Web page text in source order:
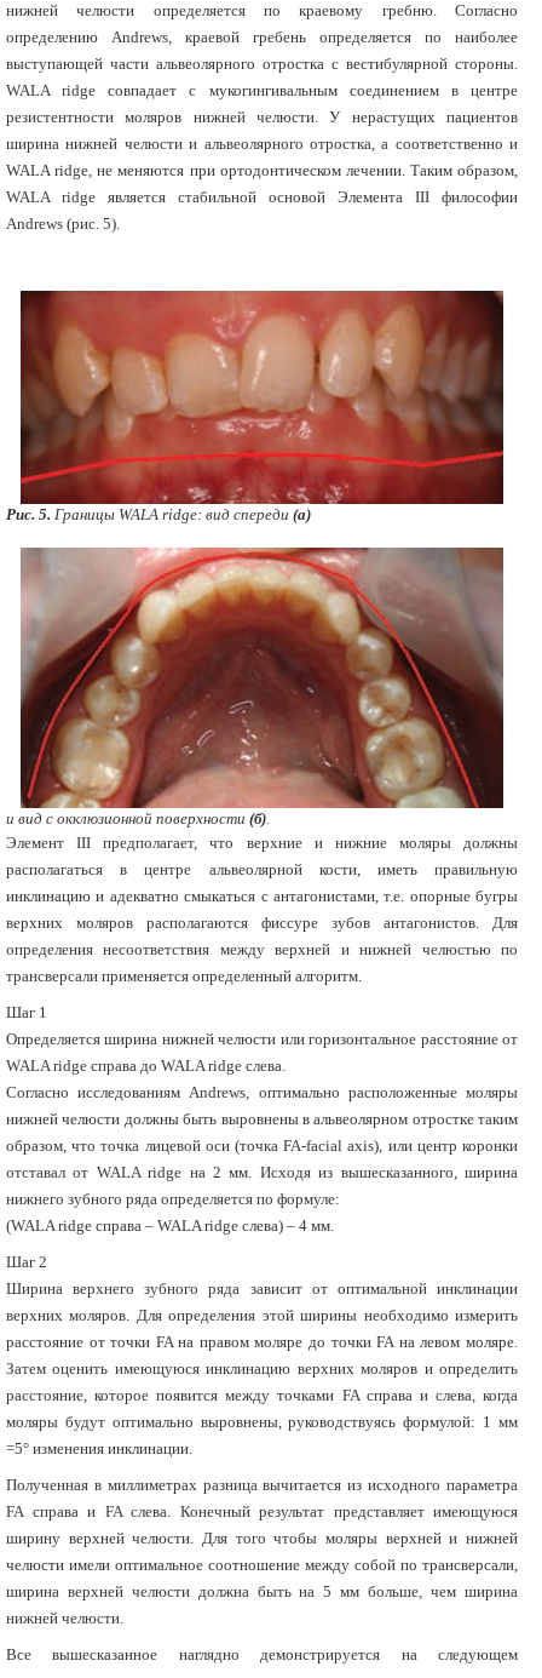
нижней челюсти определяется по краевому гребню. Согласно
определению Andrews, краевой гребень определяется по наиболее
выступающей части альвеолярного отростка с вестибулярной стороны.
WALA ridge совпадает с мукогингивальным соединением в центре
резистентности моляров нижней челюсти. У нерастущих пациентов
ширина нижней челюсти и альвеолярного отростка, а соответственно и
WALA ridge, не меняются при ортодонтическом лечении. Таким образом,
WALA ridge является стабильной основой Элемента III философии
Andrews (рис. 5).
Рис. 5. Границы WALA ridge: вид спереди (а)
и вид с окклюзионной поверхности (б).
Элемент III предполагает, что верхние и нижние моляры должны
располагаться в центре альвеолярной кости, иметь правильную
инклинацию и адекватно смыкаться с антагонистами, т.е. опорные бугры
верхних моляров располагаются фиссуре зубов антагонистов. Для
определения несоответствия между верхней и нижней челюстью по
трансверсали применяется определенный алгоритм.
Шаг 1
Определяется ширина нижней челюсти или горизонтальное расстояние от
WALA ridge справа до WALA ridge слева.
Согласно исследованиям Andrews, оптимально расположенные моляры
нижней челюсти должны быть выровнены в альвеолярном отростке таким
образом, что точка лицевой оси (точка FA-facial axis), или центр коронки
отставал от WALA ridge на 2 мм. Исходя из вышесказанного, ширина
нижнего зубного ряда определяется по формуле:
(WALA ridge справа – WALA ridge слева) – 4 мм.
Шаг 2
Ширина верхнего зубного ряда зависит от оптимальной инклинации
верхних моляров. Для определения этой ширины необходимо измерить
расстояние от точки FA на правом моляре до точки FA на левом моляре.
Затем оценить имеющуюся инклинацию верхних моляров и определить
расстояние, которое появится между точками FA справа и слева, когда
моляры будут оптимально выровнены, руководствуясь формулой: 1 мм
=5° изменения инклинации.
Полученная в миллиметрах разница вычитается из исходного параметра
FA справа и FA слева. Конечный результат представляет имеющуюся
ширину верхней челюсти. Для того чтобы моляры верхней и нижней
челюсти имели оптимальное соотношение между собой по трансверсали,
ширина верхней челюсти должна быть на 5 мм больше, чем ширина
нижней челюсти.
Все вышесказанное наглядно демонстрируется на следующем